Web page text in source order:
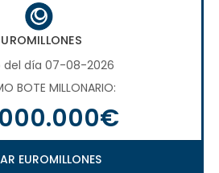
del día 07-08-2026
BOTE MILLONARIO:
EUROMILLONES